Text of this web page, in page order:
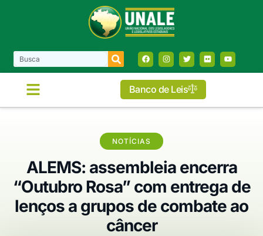
Banco de Leis
NOTÍCIAS
ALEMS: assembleia encerra
“Outubro Rosa” com entrega de
lenços a grupos de combate ao
câncer